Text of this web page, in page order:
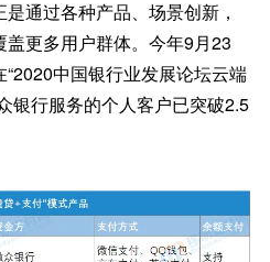
通过各种产品、场景创新，
更多用户群体。今年9月23
中国银行业发展论坛云端
银行服务的个人客户已突破2.5